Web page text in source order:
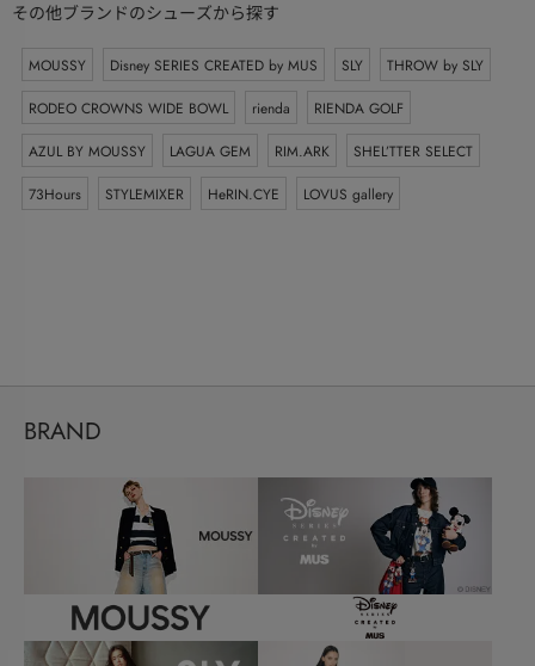
その他ブランドのシューズから探す
MOUSSY Disney SERIES CREATED by MUS SLY
THROW by SLY
RODEO CROWNS WIDE BOWL
rienda
RIENDA GOLF
AZUL BY MOUSSY
LAGUA GEM RIM.ARK
SHEL’TTER SELECT
73Hours
STYLEMIXER HeRIN.CYE LOVUS gallery
BRAND